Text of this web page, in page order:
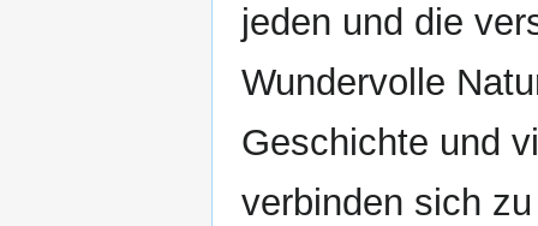
jeden und die
Wundervolle
Geschichte und
verbinden sich